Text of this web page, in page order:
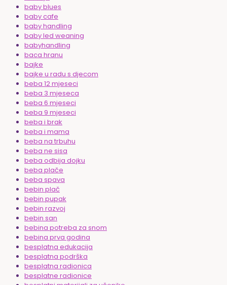
baby blues
baby cafe
baby handling
baby led weaning
babyhandling
baca hranu
bajke
bajke u radu s djecom
beba 12 mjeseci
beba 3 mjeseca
beba 6 mjeseci
beba 9 mjeseci
beba i brak
beba i mama
beba na trbuhu
beba ne sisa
beba odbija dojku
beba plače
beba spava
bebin plač
bebin pupak
bebin razvoj
bebin san
bebina potreba za snom
bebina prva godina
besplatna edukacija
besplatna podrška
besplatna radionica
besplatne radionice